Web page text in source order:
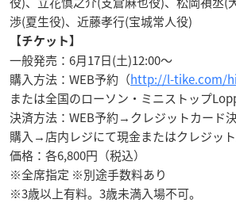
渉(夏生役)、近藤孝行(宝城常人役)
【チケット】
一般発売：6月17日(土)12:00～
購入方法：WEB予約（http://l-tike.com/
または全国のローソン・ミニストップ
決済方法：WEB予約→クレジットカード
購入→店内レジにて現金またはクレジッ
価格：各6,800円（税込）
※全席指定 ※別途手数料あり
※3歳以上有料。3歳未満入場不可。